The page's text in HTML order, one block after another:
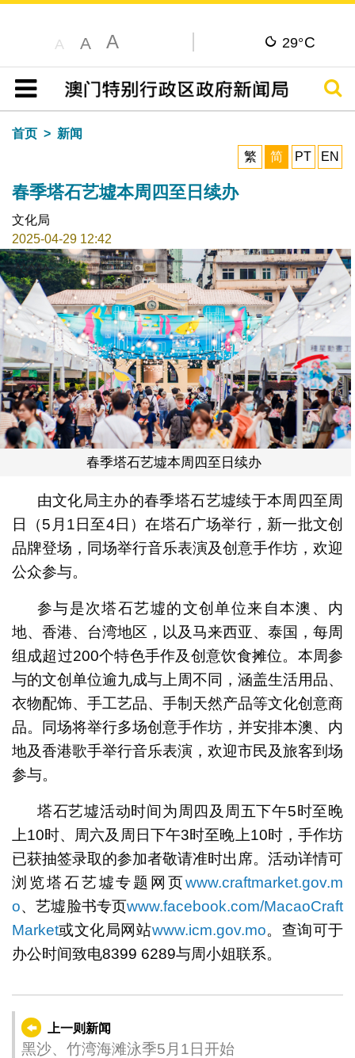
A A A 29°C
目录
搜寻
首页
新闻
繁
简 PT EN
春季塔石艺墟本周四至日续办
文化局
2025-04-29 12:42
春季塔石艺墟本周四至日续办
由文化局主办的春季塔石艺墟续于本周四至周
日（5月1日至4日）在塔石广场举行，新一批文创
品牌登场，同场举行音乐表演及创意手作坊，欢迎
公众参与。
参与是次塔石艺墟的文创单位来自本澳、内
地、香港、台湾地区，以及马来西亚、泰国，每周
组成超过200个特色手作及创意饮食摊位。本周参
与的文创单位逾九成与上周不同，涵盖生活用品、
衣物配饰、手工艺品、手制天然产品等文化创意商
品。同场将举行多场创意手作坊，并安排本澳、内
地及香港歌手举行音乐表演，欢迎市民及旅客到场
参与。
塔石艺墟活动时间为周四及周五下午5时至晚
上10时、周六及周日下午3时至晚上10时，手作坊
已获抽签录取的参加者敬请准时出席。活动详情可
浏览塔石艺墟专题网页www.craftmarket.gov.m
o、艺墟脸书专页www.facebook.com/MacaoCraft
Market或文化局网站www.icm.gov.mo。查询可于
办公时间致电8399 6289与周小姐联系。
上一则新闻
黑沙、竹湾海滩泳季5月1日开始